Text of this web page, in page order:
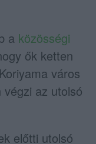
a közösségi
ők ketten
város
az utolsó
előtti utolsó